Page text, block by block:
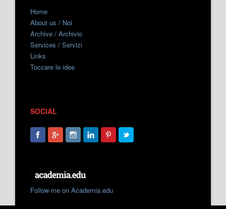
Home
About us / Noi
Archive / Archivio
Services / Servizi
Links
Toccare le idee
SOCIAL
Follow me on Academia.edu